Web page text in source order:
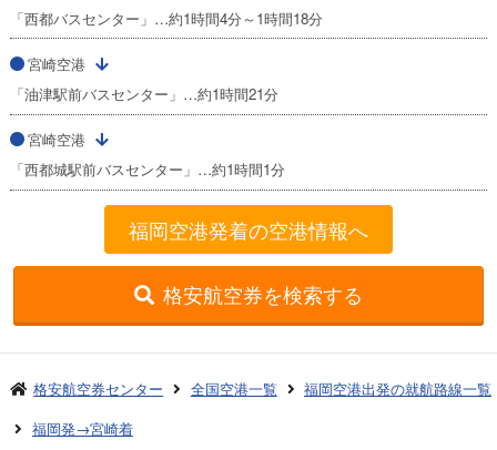
「西都バスセンター」…約1時間4分～1時間18分
宮崎空港
「油津駅前バスセンター」…約1時間21分
宮崎空港
「西都城駅前バスセンター」…約1時間1分
福岡空港発着の空港情報へ
格安航空券を検索する
格安航空券センター 全国空港一覧
福岡空港出発の就航路線一覧
福岡発→宮崎着